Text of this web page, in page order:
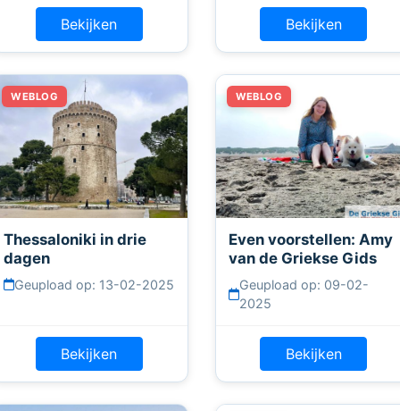
Bekijken Bekijken
Thessaloniki in drie
dagen
Geupload op: 13-02-2025
Bekijken
Even voorstellen: Amy
van de Griekse Gids
Geupload op: 09-02-
2025
Bekijken